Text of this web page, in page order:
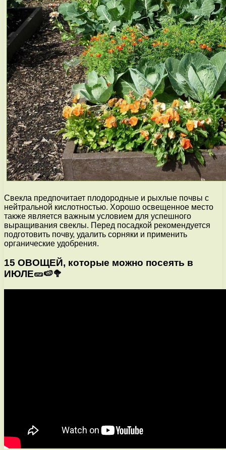
Свекла предпочитает плодородные и рыхлые почвы с
нейтральной кислотностью. Хорошо освещенное место
также является важным условием для успешного
выращивания свеклы. Перед посадкой рекомендуется
подготовить почву, удалить сорняки и применить
органические удобрения.
15 ОВОЩЕЙ, которые можно посеять в
ИЮЛЕ🥒🍉🥦